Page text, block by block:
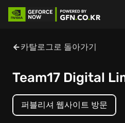
카탈로그로 돌아가기
Team17 Digital
퍼블리셔 웹사이트 방문